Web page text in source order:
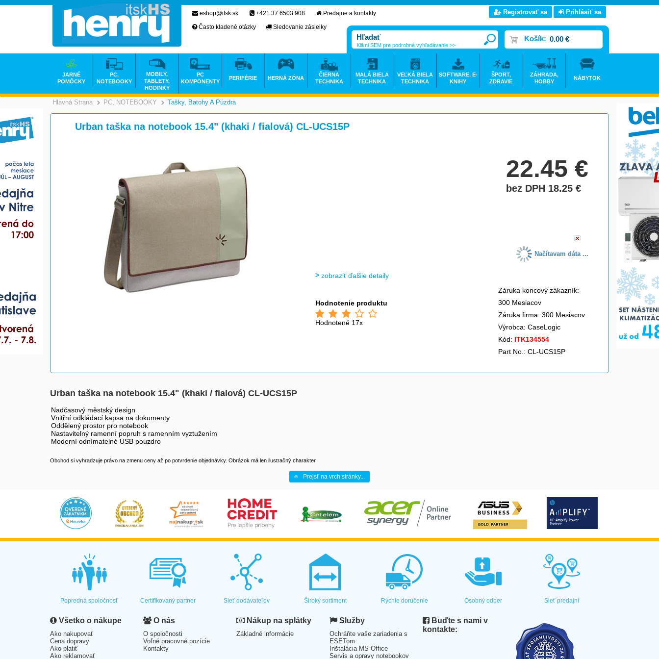
Hlavná Strana >
PC, NOTEBOOKY >
Tašky, Batohy A Púzdra
Urban taška na notebook 15.4" (khaki / fialová) CL-UCS15P
22.45€
bez DPH 18.25€
Načítavam dáta ...
zobraziť ďalšie detaily
Hodnotenie produktu
Hodnotené 17x
Záruka koncový zákazník:
300 Mesiacov
Záruka firma: 300 Mesiacov
Výrobca: CaseLogic
Kód: ITK134554
Part No.: CL-UCS15P
Urban taška na notebook 15.4" (khaki / fialová) CL-UCS15P
Nadčasový městský design
Vnitřní odkládací kapsa na dokumenty
Oddělený prostor pro notebook
Nastavitelný ramenní popruh s ramenním vyztužením
Moderní odnímatelné USB pouzdro
Obchod si vyhradzuje právo na zmenu ceny až po potvrdenie objednávky. Obrázok má len ilustračný charakter.
Prejsť na vrch stránky...
eshop@itsk.sk +421 37 6503 908
Predajne a kontakty
Často kladené otázky
Sledovanie zásielky
Registrovať sa Prihlásiť sa
Košík: 0.00 €
Klikni SEM pre podrobné vyhľadávanie >>
JARNÉ
POMÔCKY
PC,
NOTEBOOKY
MOBILY,
TABLETY,
HODINKY
PC
KOMPONENTY
PERIFÉRIE HERNÁ ZÓNA
ČIERNA
TECHNIKA
MALÁ BIELA
TECHNIKA
VEĽKÁ BIELA
TECHNIKA
SOFTWARE, E-
KNIHY
ŠPORT,
ZDRAVIE
ZÁHRADA,
HOBBY
NÁBYTOK
Popredná spoločnosť Certifikovaný partner Sieť dodávateľov Široký sortiment Rýchle doručenie Osobný odber Sieť predajní
Všetko o nákupe
Ako nakupovať
Cena dopravy
Ako platiť
Ako reklamovať
O nás
O spoločnosti
Voľné pracovné pozície
Kontakty
Nákup na splátky
Základné informácie
Služby
Ochráňte vaše zariadenia s
ESETom
Inštalácia MS Office
Servis a opravy notebookov
Buďte s nami v
kontakte: